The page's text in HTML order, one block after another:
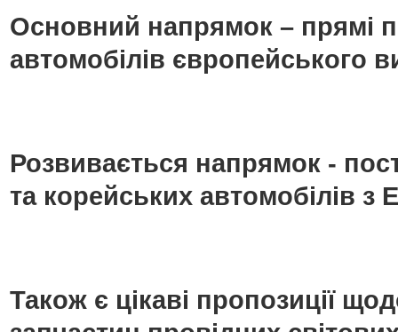
Основний напрямок – прямі
автомобілів європейського
Розвивається напрямок -
та корейських автомобілів з
Також є цікаві пропозиції